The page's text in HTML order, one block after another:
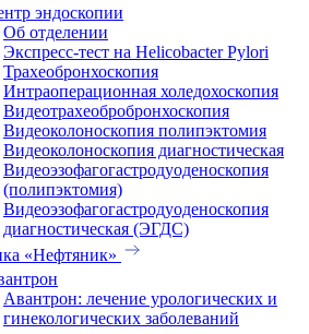
эндоскопии
Об отделении
Экспресс-тест на Helicobacter Pylori
Трахеобронхоскопия
Интраоперационная холедохоскопия
Видеотрахеобробронхоскопия
Видеоколоноскопия полипэктомия
Видеоколоноскопия диагностическая
Видеоэзофагогастродуоденоскопия
(полипэктомия)
Видеоэзофагогастродуоденоскопия
диагностическая (ЭГДС)
«Нефтяник»
Авантрон: лечение урологических и
гинекологических заболеваний